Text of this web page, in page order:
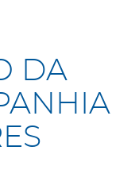
DA